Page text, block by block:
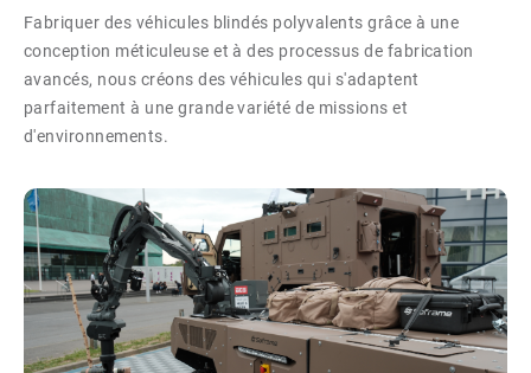
Fabriquer des véhicules blindés polyvalents grâce à une
conception méticuleuse et à des processus de fabrication
avancés, nous créons des véhicules qui s'adaptent
parfaitement à une grande variété de missions et
d'environnements.